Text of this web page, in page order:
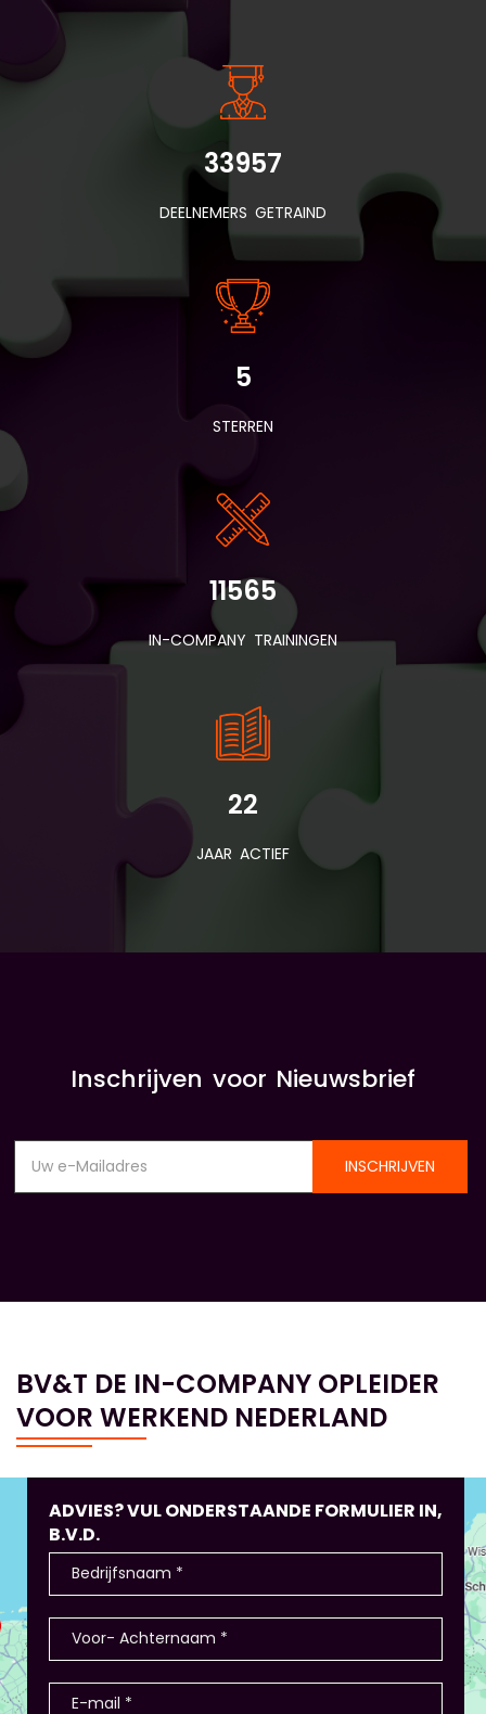
INSIDE INFORMATIE
33957
DEELNEMERS GETRAIND
5
STERREN
11565
IN-COMPANY TRAININGEN
22
JAAR ACTIEF
Inschrijven voor Nieuwsbrief
INSCHRIJVEN
BV&T DE IN-COMPANY OPLEIDER
VOOR WERKEND NEDERLAND
ADVIES? VUL ONDERSTAANDE FORMULIER IN,
B.V.D.